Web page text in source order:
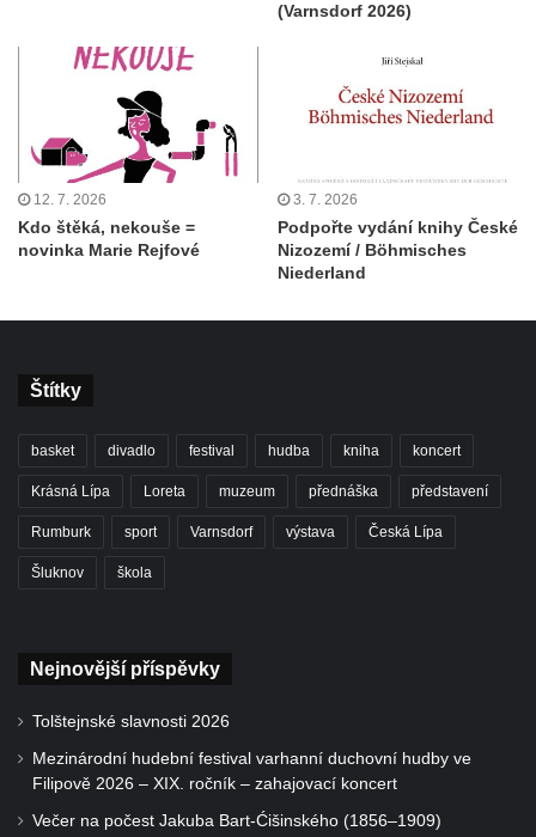
(Varnsdorf 2026)
12. 7. 2026
Kdo štěká, nekouše =
novinka Marie Rejfové
3. 7. 2026
Podpořte vydání knihy České
Nizozemí / Böhmisches
Niederland
Štítky
basket divadlo festival hudba kniha koncert
Krásná Lípa Loreta muzeum přednáška představení
Rumburk sport Varnsdorf výstava Česká Lípa
Šluknov škola
Nejnovější příspěvky
Tolštejnské slavnosti 2026
Mezinárodní hudební festival varhanní duchovní hudby ve
Filipově 2026 – XIX. ročník – zahajovací koncert
Večer na počest Jakuba Bart-Ćišinského (1856–1909)